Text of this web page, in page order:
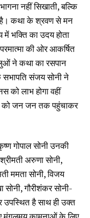
नहीं सिखाती, बल्कि
है। कथा के श्रवण से मन
में भक्ति का उदय होता
की ओर आकर्षित
ने कथा का रसपान
सभापति संजय सोनी ने
को लाभ होगा वहीं
को जन जन तक पहुंचाकर
गोपाल सोनी उनकी
अरुणा सोनी,
ममता सोनी, विजय
सोनी, गौरीशंकर सोनी-
उपस्थित है साथ ही उक्त